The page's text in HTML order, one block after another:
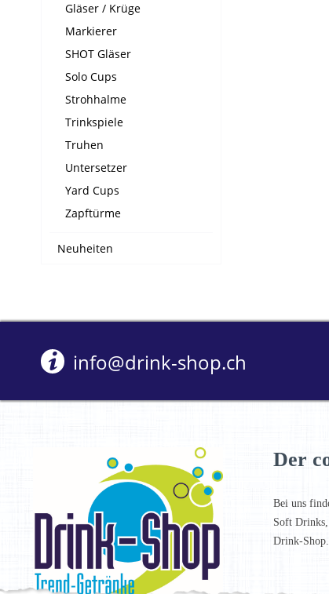
Gläser / Krüge
Markierer
SHOT Gläser
Solo Cups
Strohhalme
Trinkspiele
Truhen
Untersetzer
Yard Cups
Zapftürme
Neuheiten
info@drink-shop.ch
Der
Bei uns
Soft Drinks,
Drink-